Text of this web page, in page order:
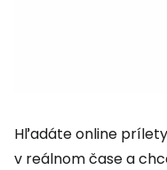
Hľadáte online
v reálnom čase a